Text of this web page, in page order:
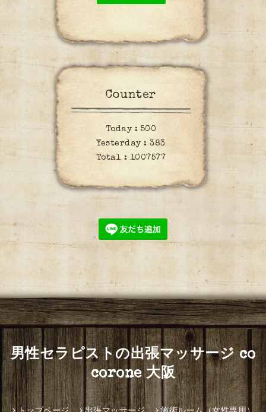
Counter
Today : 500
Yesterday :383
Total : 1007577
男性セラピストの出張マッサージ co
corone 大阪